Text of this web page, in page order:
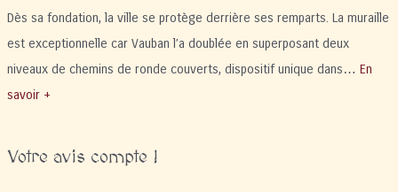
Dès sa fondation, la ville se protège derrière ses remparts. La muraille
est exceptionnelle car Vauban l’a doublée en superposant deux
niveaux de chemins de ronde couverts, dispositif unique dans… En
savoir +
Votre avis compte !